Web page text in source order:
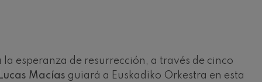
esperanza de resurrección, a través de cinco
Lucas Macías guiará a Euskadiko Orkestra en esta